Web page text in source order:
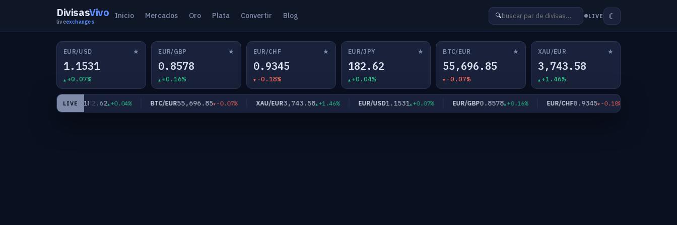
DivisasVivo
liveexchanges
Inicio Mercados Oro Plata Convertir Blog 🔍 LIVE ☾
EUR/USD ★
1.1531
+0.07%
EUR/GBP ★
0.8578
+0.16%
EUR/CHF ★
0.9345
-0.18%
EUR/JPY ★
182.62
+0.04%
BTC/EUR ★
55,696.85
-0.07%
XAU/EUR ★
3,743.58
+1.46%
LIVE
EUR/JPY182.62 +0.04% BTC/EUR55,696.85 -0.07% XAU/EUR3,743.58 +1.46% EUR/USD1.1531 +0.07% EUR/GBP0.8578 +0.16% EUR/CHF0.9345 -0.18%